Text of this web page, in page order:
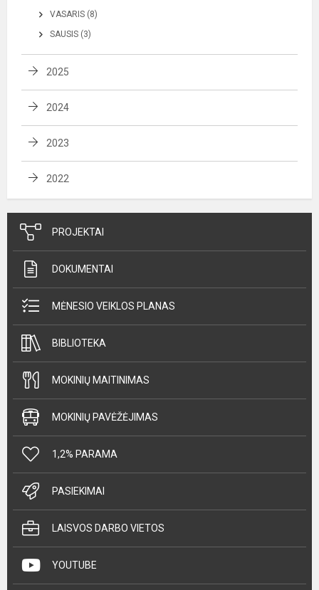
VASARIS (8)
SAUSIS (3)
2025
2024
2023
2022
PROJEKTAI
DOKUMENTAI
MĖNESIO VEIKLOS PLANAS
BIBLIOTEKA
MOKINIŲ MAITINIMAS
MOKINIŲ PAVĖŽĖJIMAS
1,2% PARAMA
PASIEKIMAI
LAISVOS DARBO VIETOS
YOUTUBE